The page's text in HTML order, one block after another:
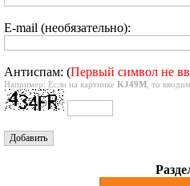
E-mail (необязательно):
Антиспам: (Первый символ не
Например: Если на картинке KJ49M , то вводим